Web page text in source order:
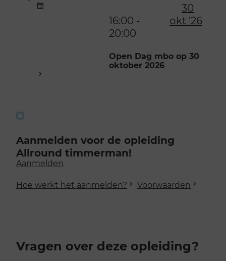
30
okt '26
16:00 -
20:00
Open Dag mbo op 30
oktober 2026
Aanmelden voor de opleiding
Allround timmerman!
Aanmelden
Hoe werkt het aanmelden? Voorwaarden
Vragen over deze opleiding?